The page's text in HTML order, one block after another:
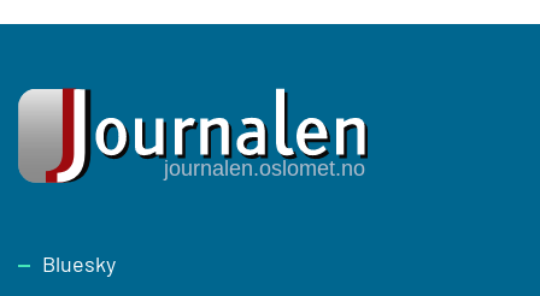
Footer
Bluesky